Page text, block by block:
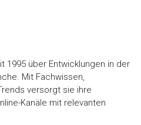
1995 über Entwicklungen in der
Mit Fachwissen,
versorgt sie ihre
Kanäle mit relevanten